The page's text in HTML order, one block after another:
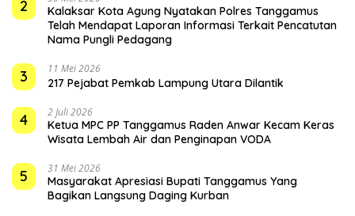
2
Kalaksar Kota Agung Nyatakan Polres Tanggamus
Telah Mendapat Laporan Informasi Terkait Pencatutan
Nama Pungli Pedagang
3 11 Mei 2026
217 Pejabat Pemkab Lampung Utara Dilantik
4 2 Juli 2026
Ketua MPC PP Tanggamus Raden Anwar Kecam Keras
Wisata Lembah Air dan Penginapan VODA
5 31 Mei 2026
Masyarakat Apresiasi Bupati Tanggamus Yang
Bagikan Langsung Daging Kurban